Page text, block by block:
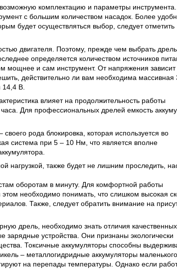
комплектацию и параметры
с большим количеством насадок. Более
будет осуществляться выбор, следует отметить
двигателя. Поэтому, прежде чем выбрать дрель,
определяется количеством источников
мощнее и сам инструмент. От напряжения зависит
действительно ли вам необходима массивная
В.
влияет на продолжительность работы
Для профессиональных дрелей емкость
рода блокировка, которая используется во
система при 5 – 10 Нм, что является вполне
также будет не лишним проследить,
оборотам в минуту. Для комфортной работы
необходимо понимать, что слишком высокая
Также, следует обратить внимание на
дрель, необходимо знать отличия качественных
устройства. Они признаны экологически
Токсичные аккумуляторы способны
– металлогидридные аккумуляторы маленького
на перепады температуры. Однако если